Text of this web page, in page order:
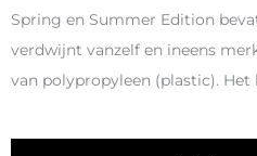
Spring en Summer Edition
verdwijnt vanzelf en ineens
van polypropyleen (plastic).